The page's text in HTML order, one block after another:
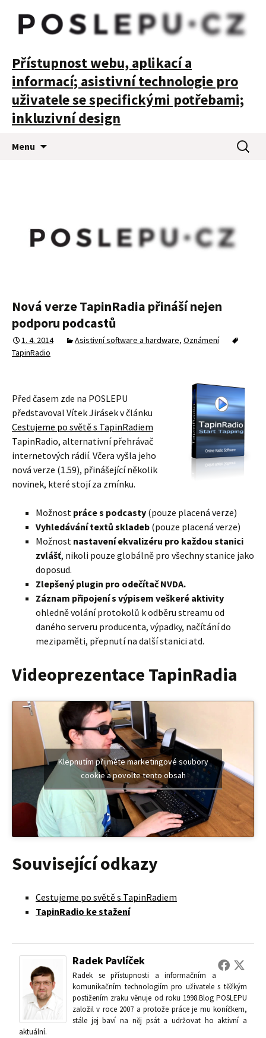
POSLEPU
Přístupnost webu, aplikací a
informací; asistivní technologie pro
uživatele se specifickými potřebami;
inkluzivní design
Menu
Nová verze TapinRadia přináší nejen
podporu podcastů
1. 4. 2014 Asistivní software a hardware, Oznámení
TapinRadio
Před časem zde na POSLEPU
představoval Vítek Jirásek v článku
Cestujeme po světě s TapinRadiem
TapinRadio, alternativní přehrávač
internetových rádií. Včera vyšla jeho
nová verze (1.59), přinášející několik
novinek, které stojí za zmínku.
Možnost práce s podcasty (pouze placená verze)
Vyhledávání textů skladeb (pouze placená verze)
Možnost nastavení ekvalizéru pro každou stanici
zvlášť, nikoli pouze globálně pro všechny stanice jako
doposud.
Zlepšený plugin pro odečítač NVDA.
Záznam připojení s výpisem veškeré aktivity
ohledně volání protokolů k odběru streamu od
daného serveru producenta, výpadky, načítání do
mezipaměti, přepnutí na další stanici atd.
Videoprezentace TapinRadia
Klepnutím přijměte marketingové soubory
cookie a povolte tento obsah
Související odkazy
Cestujeme po světě s TapinRadiem
TapinRadio ke stažení
Radek Pavlíček
Radek se přístupnosti a informačním a
komunikačním technologiím pro uživatele s těžkým
postižením zraku věnuje od roku 1998.Blog POSLEPU
založil v roce 2007 a protože práce je mu koníčkem,
stále jej baví na něj psát a udržovat ho aktivní a
aktuální.